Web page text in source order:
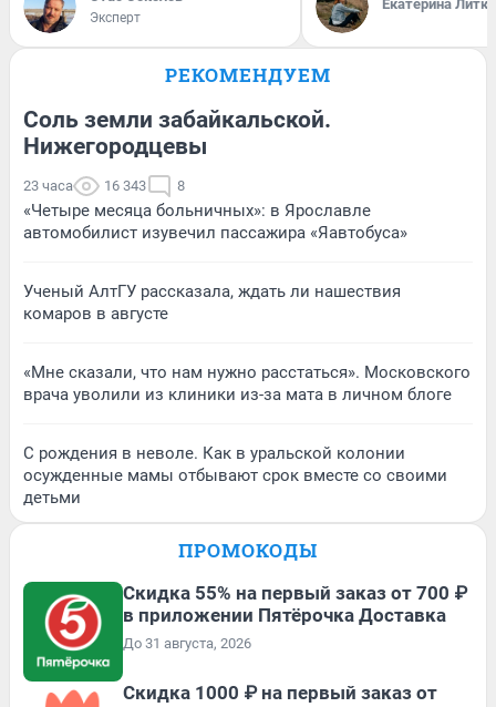
Эксперт
Екатерина
РЕКОМЕНДУЕМ
Соль земли забайкальской.
Нижегородцевы
23 часа 16 343 8
«Четыре месяца больничных»: в Ярославле
автомобилист изувечил пассажира «Яавтобуса»
Ученый АлтГУ рассказала, ждать ли нашествия
комаров в августе
«Мне сказали, что нам нужно расстаться». Московского
врача уволили из клиники из-за мата в личном блоге
С рождения в неволе. Как в уральской колонии
осужденные мамы отбывают срок вместе со своими
детьми
ПРОМОКОДЫ
Скидка 55% на первый заказ от 700 ₽
в приложении Пятёрочка Доставка
До 31 августа, 2026
Скидка 1000 ₽ на первый заказ от